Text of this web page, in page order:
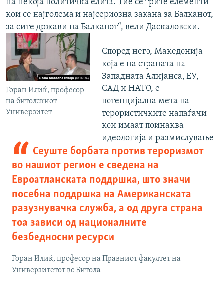
на некоја политичка елита. Тие се трите елементи
кои се најголема и најсериозна закана за Балканот,
за сите држави на Балканот“,
Горан Илиќ, професор
на битолскиот
Универзитет
вели Даскаловски.
Според него, Македонија
која е на страната на
Западната Алијанса, ЕУ,
САД и НАТО, е
потенцијална мета на
терористичките напаѓачи
кои имаат поинаква
идеологија и размислување
Сеуште борбата против тероризмот
во нашиот регион е сведена на
Евроатланската поддршка, што значи
посебна поддршка на Американската
разузнувачка служба, а од друга страна
тоа зависи од националните
безбедносни ресурси
Горан Илиќ, професор на Правниот факултет на
Универзитетот во Битола